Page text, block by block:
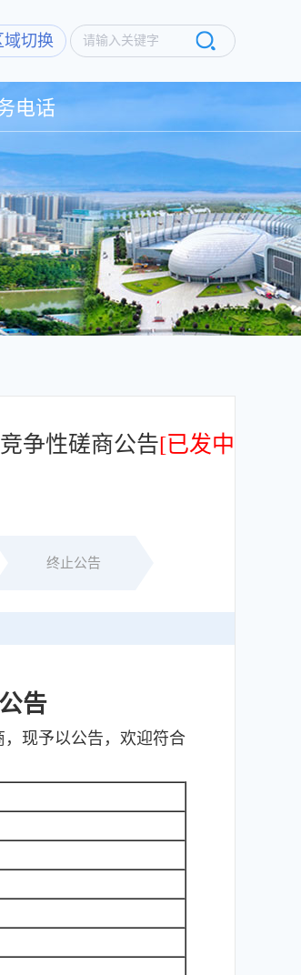
域切换 请输入关键字
电话
争性磋商公告[已发中
终止公告
告
现予以公告，欢迎符合